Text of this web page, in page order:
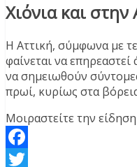
Χιόνια και στην
Η Αττική, σύμφωνα με
φαίνεται να
να σημειωθούν
πρωί, κυρίως στα
Μοιραστείτε την είδηση
Facebook